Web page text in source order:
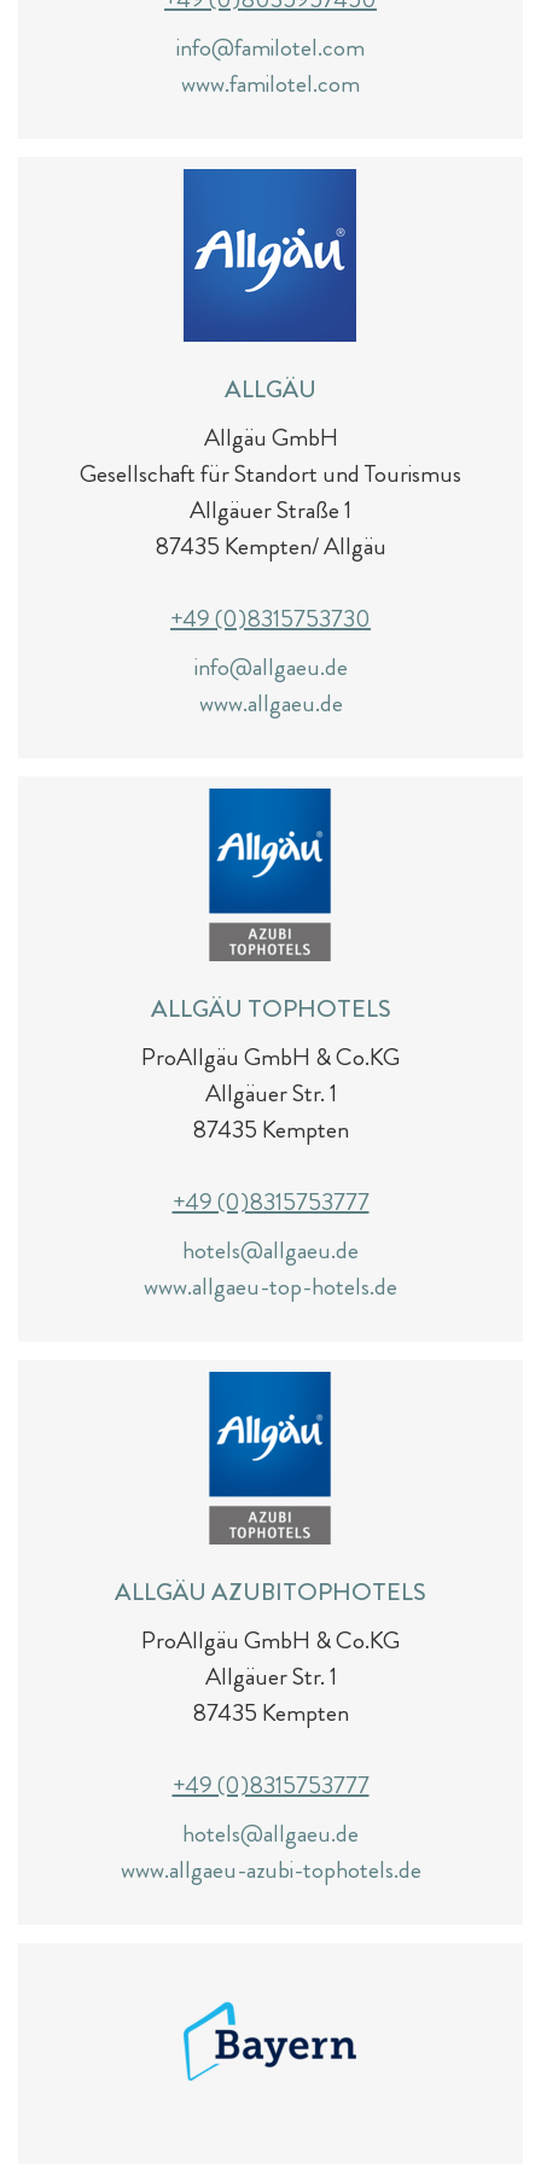
info@familotel.com
www.familotel.com
ALLGÄU
Allgäu GmbH
Gesellschaft für Standort und Tourismus
Allgäuer Straße 1
87435 Kempten/ Allgäu
+49 (0)8315753730
info@allgaeu.de
www.allgaeu.de
ALLGÄU TOPHOTELS
ProAllgäu GmbH & Co.KG
Allgäuer Str. 1
87435 Kempten
+49 (0)8315753777
hotels@allgaeu.de
www.allgaeu-top-hotels.de
ALLGÄU AZUBITOPHOTELS
ProAllgäu GmbH & Co.KG
Allgäuer Str. 1
87435 Kempten
+49 (0)8315753777
hotels@allgaeu.de
www.allgaeu-azubi-tophotels.de